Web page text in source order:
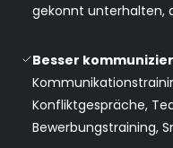
gekonnt unterhalten,
Besser
Konfliktgespräche,
Bewerbungstraining,